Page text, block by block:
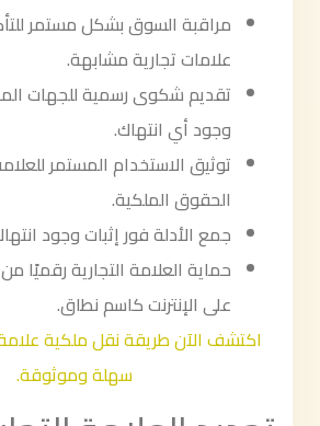
مراقبة السوق بشكل مستمر
علامات تجارية مشابهة.
تقديم شكوى رسمية للجهات
وجود أي انتهاك.
توثيق الاستخدام المستمر
الحقوق الملكية.
جمع الأدلة فور إثبات وجود
حماية العلامة التجارية رقميًا
على الإنترنت كاسم نطاق.
اكتشف الآن طريقة نقل ملكية
سهلة وموثوقة.